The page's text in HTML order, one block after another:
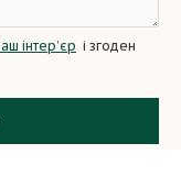
інтер’єр і згоден